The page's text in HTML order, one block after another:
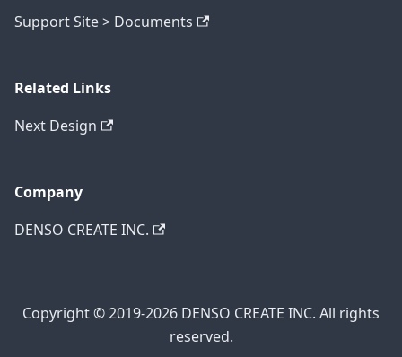
Support Site > Documents
Related Links
Next Design
Company
DENSO CREATE INC.
Copyright © 2019-2026 DENSO CREATE INC. All rights
reserved.